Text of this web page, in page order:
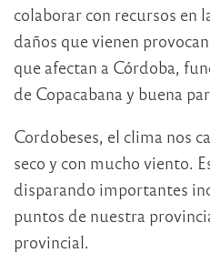
colaborar con recursos en
daños que vienen
que afectan a Córdoba,
de Copacabana y buena
Cordobeses, el clima nos
seco y con mucho viento.
disparando importantes
puntos de nuestra
provincial.